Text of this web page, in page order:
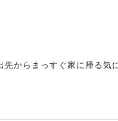
からまっすぐ家に帰る気